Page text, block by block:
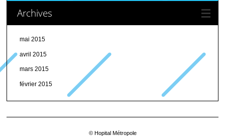
Archives
mai 2015
avril 2015
mars 2015
février 2015
© Hopital Métropole